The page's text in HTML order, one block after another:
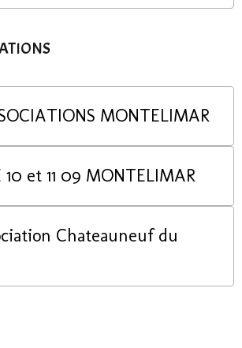
MONTELIMAR
10 et 11 09 MONTELIMAR
Chateauneuf du